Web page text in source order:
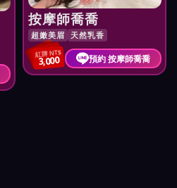
按摩師喬喬
超嫩美眉 天然乳香
紅牌 NT$
3,000 預約 按摩師喬喬